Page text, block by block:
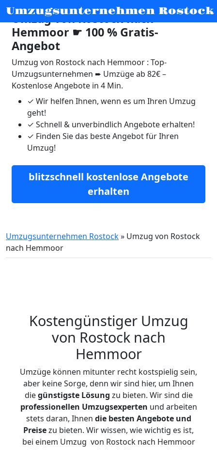
Umzugsunternehmen Rostock
Umzug von Rostock nach
Hemmoor ☛ 100 % Gratis-
Angebot
Umzug von Rostock nach Hemmoor : Top-
Umzugsunternehmen ➨ Umzüge ab 82€ –
Kostenlose Angebote in 4 Min.
✓ Wir helfen Ihnen, wenn es um Ihren Umzug
geht!
✓ Schnell & unverbindlich Angebote erhalten!
✓ Finden Sie das beste Angebot für Ihren
Umzug!
blitzschnell kostenlose Angebote
erhalten
Umzugsunternehmen Rostock» Umzug von Rostock
nach Hemmoor
Kostengünstiger Umzug
von Rostock nach
Hemmoor
Umzüge können mitunter recht kostspielig sein,
aber keine Sorge, denn wir sind hier, um Ihnen
diegünstigste Lösung zu bieten. Wir sind die
professionellen Umzugsexperten und arbeiten
stets daran, Ihnen die besten Angebote und
Preisezu bieten. Wir wissen, wie wichtig es ist,
bei einem Umzug von Rostock nach Hemmoor